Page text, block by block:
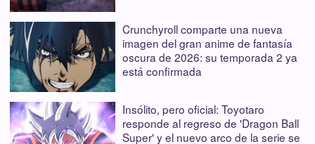
Crunchyroll comparte una nueva
imagen del gran anime de fantasía
oscura de 2026: su temporada 2 ya
está confirmada
Insólito, pero oficial: Toyotaro
responde al regreso de 'Dragon Ball
Super' y el nuevo arco de la serie se